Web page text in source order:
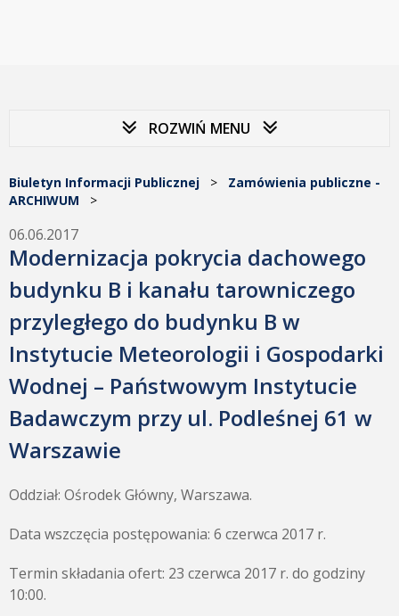
ROZWIŃ MENU
Biuletyn Informacji Publicznej > Zamówienia publiczne -
ARCHIWUM >
06.06.2017
Modernizacja pokrycia dachowego
budynku B i kanału tarowniczego
przyległego do budynku B w
Instytucie Meteorologii i Gospodarki
Wodnej – Państwowym Instytucie
Badawczym przy ul. Podleśnej 61 w
Warszawie
Oddział: Ośrodek Główny, Warszawa.
Data wszczęcia postępowania: 6 czerwca 2017 r.
Termin składania ofert: 23 czerwca 2017 r. do godziny
10:00.